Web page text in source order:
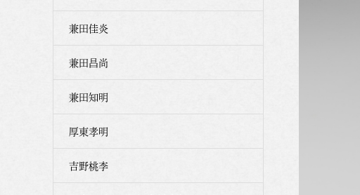
兼田佳炎
兼田昌尚
兼田知明
厚東孝明
吉野桃李